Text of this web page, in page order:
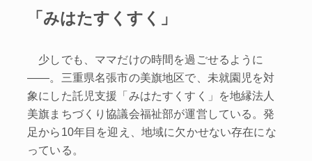
「みはたすくすく」
少しでも、ママだけの時間を過ごせるように
――。三重県名張市の美旗地区で、未就園児を対
象にした託児支援「みはたすくすく」を地縁法人
美旗まちづくり協議会福祉部が運営している。発
足から10年目を迎え、地域に欠かせない存在にな
っている。